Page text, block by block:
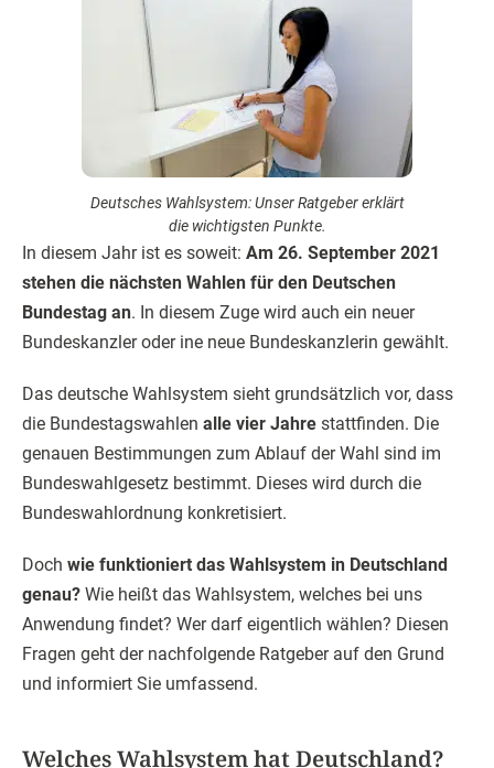
Deutsches Wahlsystem: Unser Ratgeber erklärt
die wichtigsten Punkte.
In diesem Jahr ist es soweit: Am 26. September 2021
stehen die nächsten Wahlen für den Deutschen
Bundestag an. In diesem Zuge wird auch ein neuer
Bundeskanzler oder ine neue Bundeskanzlerin gewählt.
Das deutsche Wahlsystem sieht grundsätzlich vor, dass
die Bundestagswahlen alle vier Jahre stattfinden. Die
genauen Bestimmungen zum Ablauf der Wahl sind im
Bundeswahlgesetz bestimmt. Dieses wird durch die
Bundeswahlordnung konkretisiert.
Doch wie funktioniert das Wahlsystem in Deutschland
genau? Wie heißt das Wahlsystem, welches bei uns
Anwendung findet? Wer darf eigentlich wählen? Diesen
Fragen geht der nachfolgende Ratgeber auf den Grund
und informiert Sie umfassend.
Welches Wahlsystem hat Deutschland?